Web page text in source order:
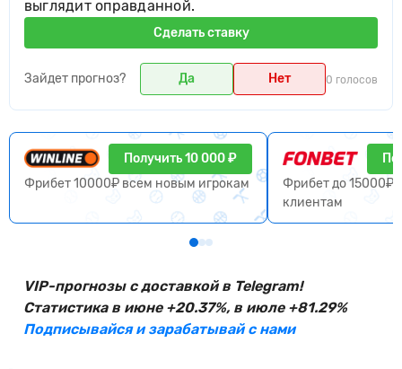
выглядит оправданной.
Сделать ставку
Зайдет прогноз? Да Нет 0 голосов
Получить 10 000 ₽
Фрибет 10000₽ всем новым игрокам
Фрибет до 15000₽
клиентам
VIP-прогнозы с доставкой в Telegram!
Статистика в июне +20.37%, в июле +81.29%
Подписывайся и зарабатывай с нами